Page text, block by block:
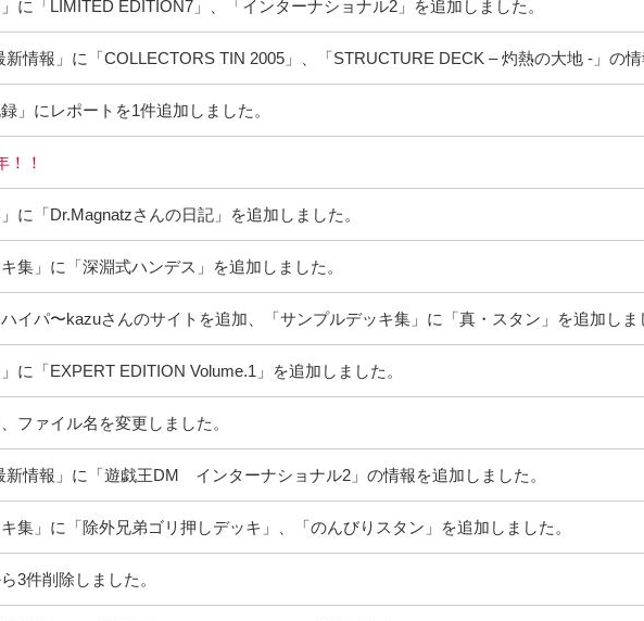
」に「LIMITED EDITION7」、「インターナショナル2」を追加しました。
新情報」に「COLLECTORS TIN 2005」、「STRUCTURE DECK – 灼熱の大地 -」の
」にレポートを1件追加しました。
！！
」に「Dr.Magnatzさんの日記」を追加しました。
キ集」に「深淵式ハンデス」を追加しました。
ハイパ〜kazuさんのサイトを追加、「サンプルデッキ集」に「真・スタン」を追加しま
」に「EXPERT EDITION Volume.1」を追加しました。
ファイル名を変更しました。
新情報」に「遊戯王DM インターナショナル2」の情報を追加しました。
キ集」に「除外兄弟ゴリ押しデッキ」、「のんびりスタン」を追加しました。
3件削除しました。